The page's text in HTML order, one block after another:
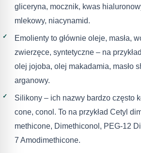
gliceryna, mocznik, kwas
mlekowy, niacynamid.
Emolienty to głównie oleje, masła,
zwierzęce, syntetyczne – na
olej jojoba, olej makadamia, masło
arganowy.
Silikony – ich nazwy bardzo często
cone, conol. To na przykład Cetyl
methicone, Dimethiconol, PEG-12
7 Amodimethicone.